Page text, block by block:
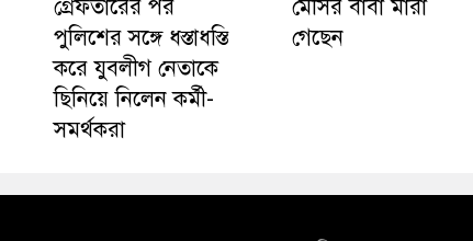
গ্রেফতারের পর
পুলিশের সঙ্গে ধস্তাধস্তি
করে যুবলীগ নেতাকে
ছিনিয়ে নিলেন কর্মী-
সমর্থকরা
মেসির বাবা মারা
গেছেন